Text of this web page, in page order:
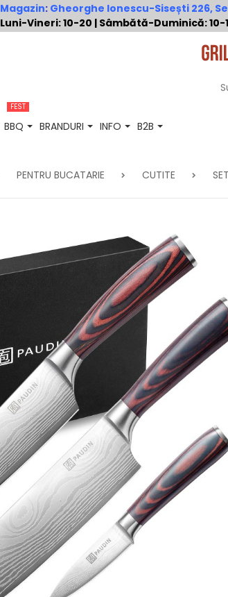
Magazin: Gheorghe Ionescu-Sisești 226,
Luni-Vineri: 10-20 | Sâmbătă-Duminică: 10-
BBQ
FEST
BRANDURI INFO
B2B
PENTRU BUCATARIE CUTITE